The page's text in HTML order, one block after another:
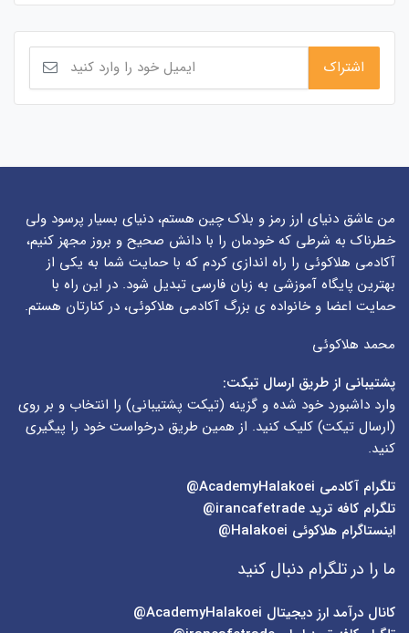
من عاشق دنیای ارز رمز و بلاک چین هستم، دنیای بسیار پرسود ولی
خطرناک به شرطی که خودمان را با دانش صحیح و بروز مجهز کنیم،
آکادمی هلاکوئی را راه اندازی کردم که با حمایت شما به یکی از
بهترین پایگاه آموزشی به زبان فارسی تبدیل شود. در این راه با
حمایت اعضا و خانواده ی بزرگ آکادمی هلاکوئی، در کنارتان هستم.
محمد هلاکوئی
پشتیبانی از طریق ارسال تیکت:
وارد داشبورد خود شده و گزینه (تیکت پشتیبانی) را انتخاب و بر روی
(ارسال تیکت) کلیک کنید. از همین طریق درخواست خود را پیگیری
کنید.
تلگرام آکادمی
تلگرام کافه ترید irancafetrade@
اینستاگرام هلاکوئی Halakoei@
ما را در تلگرام دنبال کنید
کانال درآمد ارز دیجیتال AcademyHalakoei@